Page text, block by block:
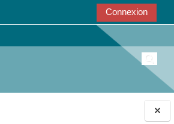
Connexion